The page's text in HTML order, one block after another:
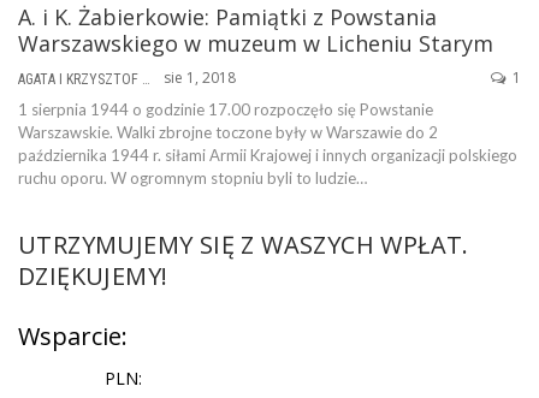
A. i K. Żabierkowie: Pamiątki z Powstania
Warszawskiego w muzeum w Licheniu Starym
sie 1, 2018 1
1 sierpnia 1944 o godzinie 17.00 rozpoczęło się Powstanie
Warszawskie. Walki zbrojne toczone były w Warszawie do 2
października 1944 r. siłami Armii Krajowej i innych organizacji polskiego
ruchu oporu. W ogromnym stopniu byli to ludzie…
UTRZYMUJEMY SIĘ Z WASZYCH WPŁAT.
DZIĘKUJEMY!
Wsparcie:
PLN: